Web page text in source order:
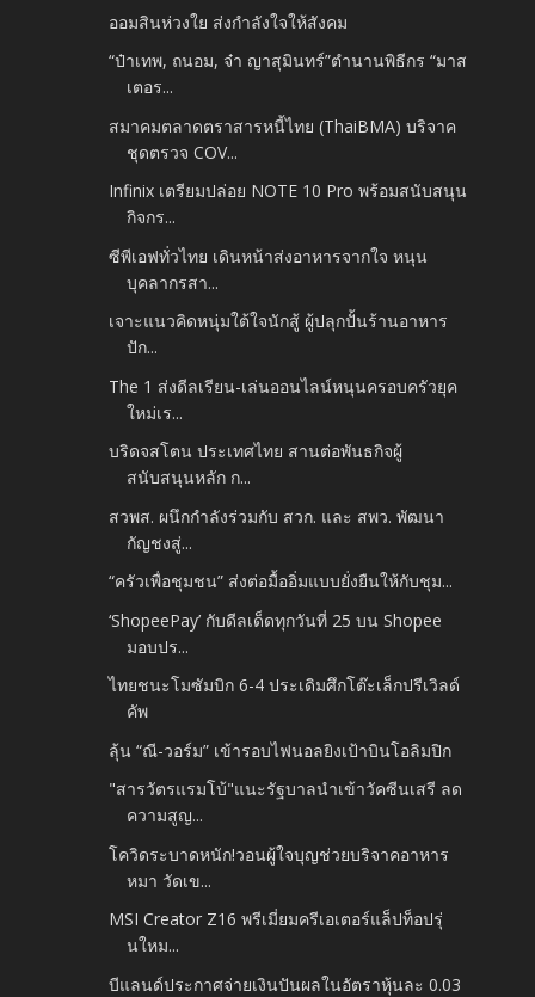
ออมสินห่วงใย ส่งกำลังใจให้สังคม
“ป๋าเทพ, ถนอม, จ๋า ญาสุมินทร์”ตำนานพิธีกร “มาส
เตอร...
สมาคมตลาดตราสารหนี้ไทย (ThaiBMA) บริจาค
ชุดตรวจ COV...
Infinix เตรียมปล่อย NOTE 10 Pro พร้อมสนับสนุน
กิจกร...
ซีพีเอฟทั่วไทย เดินหน้าส่งอาหารจากใจ หนุน
บุคลากรสา...
เจาะแนวคิดหนุ่มใต้ใจนักสู้ ผู้ปลุกปั้นร้านอาหาร
ปัก...
The 1 ส่งดีลเรียน-เล่นออนไลน์หนุนครอบครัวยุค
ใหม่เร...
บริดจสโตน ประเทศไทย สานต่อพันธกิจผู้
สนับสนุนหลัก ก...
สวพส. ผนึกกำลังร่วมกับ สวก. และ สพว. พัฒนา
กัญชงสู่...
“ครัวเพื่อชุมชน” ส่งต่อมื้ออิ่มแบบยั่งยืนให้กับชุม...
‘ShopeePay’ กับดีลเด็ดทุกวันที่ 25 บน Shopee
มอบปร...
ไทยชนะโมซัมบิก 6-4 ประเดิมศึกโต๊ะเล็กปรีเวิลด์
คัพ
ลุ้น “ณี-วอร์ม” เข้ารอบไฟนอลยิงเป้าบินโอลิมปิก
"สารวัตรแรมโบ้"แนะรัฐบาลนำเข้าวัคซีนเสรี ลด
ความสูญ...
โควิดระบาดหนัก!วอนผู้ใจบุญช่วยบริจาคอาหาร
หมา วัดเข...
MSI Creator Z16 พรีเมี่ยมครีเอเตอร์แล็ปท็อปรุ่
นใหม...
บีแลนด์ประกาศจ่ายเงินปันผลในอัตราหุ้นละ 0.03